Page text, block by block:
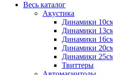
Весь каталог
Акустика
Динамики
Динамики
Динамики
Динамики
Динамики
Твиттеры